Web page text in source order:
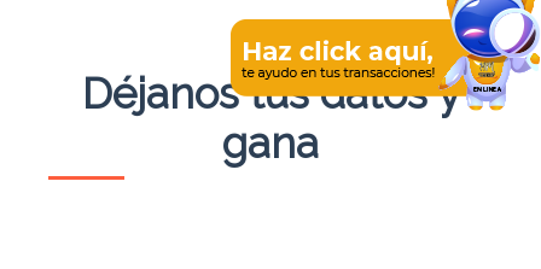
Déjanos tus datos y
gana